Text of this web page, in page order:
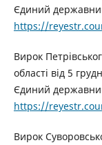
Єдиний
https://
Вирок
області від 5
Єдиний
https://
Вирок